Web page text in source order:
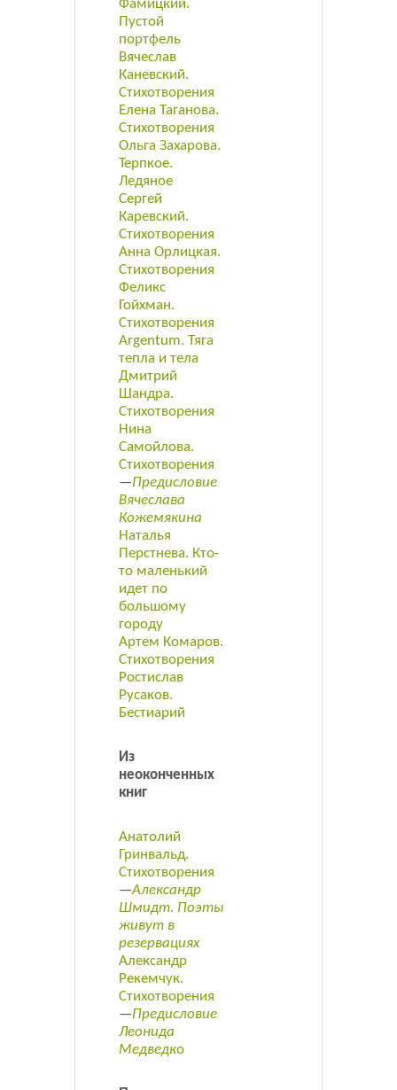
Фамицкий.
Пустой
портфель
Вячеслав
Каневский.
Стихотворения
Елена Таганова.
Стихотворения
Ольга Захарова.
Терпкое.
Ледяное
Сергей
Каревский.
Стихотворения
Анна Орлицкая.
Стихотворения
Феликс
Гойхман.
Стихотворения
Argentum. Тяга
тепла и тела
Дмитрий
Шандра.
Стихотворения
Нина
Самойлова.
Стихотворения
—Предисловие
Вячеслава
Кожемякина
Наталья
Перстнева. Кто­-
то маленький
идет по
большому
городу
Артем Комаров.
Стихотворения
Ростислав
Русаков.
Бестиарий
Из
неоконченных
книг
Анатолий
Гринвальд.
Стихотворения
—Александр
Шмидт. Поэты
живут в
резервациях
Александр
Рекемчук.
Стихотворения
—Предисловие
Леонида
Медведко